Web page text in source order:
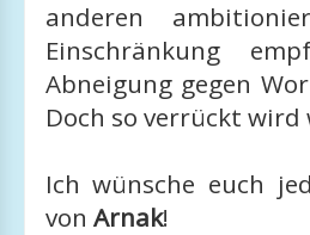
anderen
Einschränkung
Abneigung gegen
Doch so verrückt
Ich wünsche euch
von Arnak!